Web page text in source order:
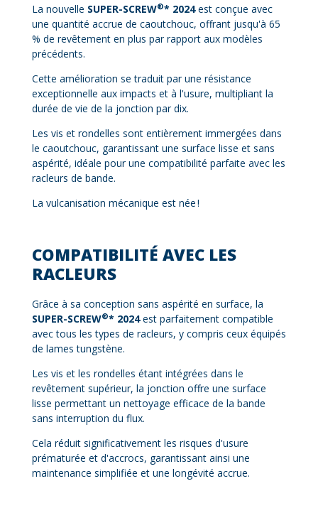
La nouvelle SUPER-SCREW®* 2024est conçue avec
une quantité accrue de caoutchouc, offrant jusqu'à 65
% de revêtement en plus par rapport aux modèles
précédents.
Cette amélioration se traduit par une résistance
exceptionnelle aux impacts et à l'usure, multipliant la
durée de vie de la jonction par dix.
Les vis et rondelles sont entièrement immergées dans
le caoutchouc, garantissant une surface lisse et sans
aspérité, idéale pour une compatibilité parfaite avec les
racleurs de bande.
La vulcanisation mécanique est née !
COMPATIBILITÉ AVEC LES
RACLEURS
Grâce à sa conception sans aspérité en surface, la
SUPER-SCREW®* 2024est parfaitement compatible
avec tous les types de racleurs, y compris ceux équipés
de lames tungstène.
Les vis et les rondelles étant intégrées dans le
revêtement supérieur, la jonction offre une surface
lisse permettant un nettoyage efficace de la bande
sans interruption du flux.
Cela réduit significativement les risques d'usure
prématurée et d'accrocs, garantissant ainsi une
maintenance simplifiée et une longévité accrue.